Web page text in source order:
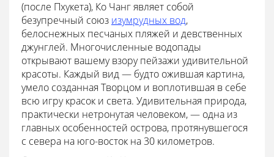
(после Пхукета), Ко Чанг являет собой
безупречный союз изумрудных вод,
белоснежных песчаных пляжей и девственных
джунглей. Многочисленные водопады
открывают вашему взору пейзажи удивительной
красоты. Каждый вид — будто ожившая картина,
умело созданная Творцом и воплотившая в себе
всю игру красок и света. Удивительная природа,
практически нетронутая человеком, — одна из
главных особенностей острова, протянувшегося
с севера на юго-восток на 30 километров.